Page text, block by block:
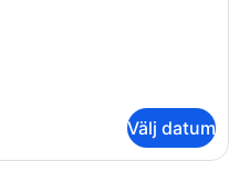
Välj datum